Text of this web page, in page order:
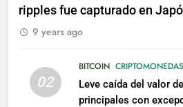
ripples fue capturado en
9 years ago
02
BITCOIN CRIPTOMONEDAS
Leve caída del valor
principales con